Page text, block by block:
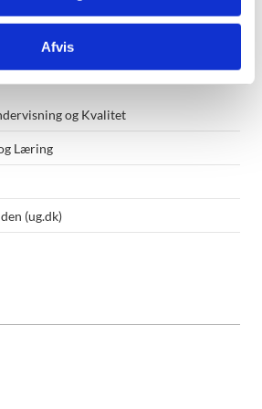
Afvis
hjemmesider
og Kvalitet
Læring
(ug.dk)